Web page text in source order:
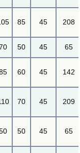
85 45 208
50 45 65
60 45 142
70 45 209
50 45 65